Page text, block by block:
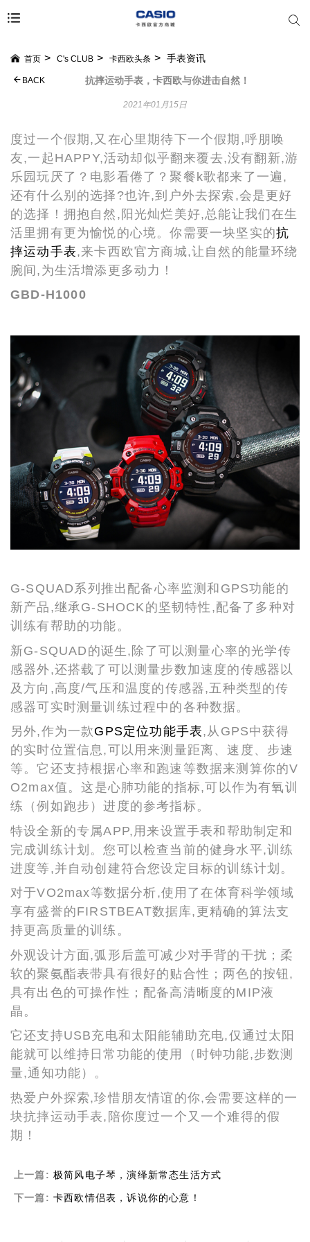
首页 C's CLUB 卡西欧头条 手表资讯
抗摔运动手表，卡西欧与你进击自然！
BACK
2021年01月15日
度过一个假期,又在心里期待下一个假期,呼朋唤
友,一起 HAPPY,活动却似乎翻来覆去,没有翻新,游
乐园玩厌了？电影看倦了？聚餐k歌都来了一遍,
还有什么别的选择?也许,到户外去探索,会是更好
的选择！拥抱自然,阳光灿烂美好,总能让我们在生
活里拥有更为愉悦的心境。你需要一块坚实的抗
摔运动手表,来卡西欧官方商城,让自然的能量环绕
腕间,为生活增添更多动力！
GBD-H1000
G-SQUAD系列推出配备心率监测和GPS功能的
新产品,继承G-SHOCK的坚韧特性,配备了多种对
训练有帮助的功能。
新G-SQUAD的诞生,除了可以测量心率的光学传
感器外,还搭载了可以测量步数加速度的传感器以
及方向,高度/气压和温度的传感器,五种类型的传
感器可实时测量训练过程中的各种数据。
另外,作为一款GPS定位功能手表,从GPS中获得
的实时位置信息,可以用来测量距离、速度、步速
等。它还支持根据心率和跑速等数据来测算你的V
O2max值。这是心肺功能的指标,可以作为有氧训
练（例如跑步）进度的参考指标。
特设全新的专属APP,用来设置手表和帮助制定和
完成训练计划。您可以检查当前的健身水平,训练
进度等,并自动创建符合您设定目标的训练计划。
对于VO2max等数据分析,使用了在体育科学领域
享有盛誉的FIRSTBEAT数据库,更精确的算法支
持更高质量的训练。
外观设计方面,弧形后盖可减少对手背的干扰；柔
软的聚氨酯表带具有很好的贴合性；两色的按钮,
具有出色的可操作性；配备高清晰度的MIP液
晶。
它还支持USB充电和太阳能辅助充电,仅通过太阳
能就可以维持日常功能的使用（时钟功能,步数测
量,通知功能）。
热爱户外探索,珍惜朋友情谊的你,会需要这样的一
块抗摔运动手表,陪你度过一个又一个难得的假
期！
上一篇: 极简风电子琴，演绎新常态生活方式
下一篇: 卡西欧情侣表，诉说你的心意！